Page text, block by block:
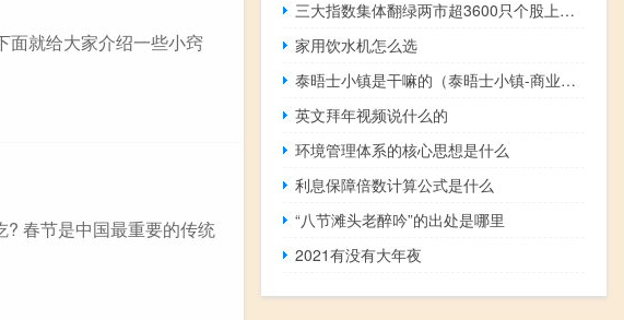
面就给大家介绍一些小窍
? 春节是中国最重要的传统
三大指数集体翻绿两市超3600只个股上涨消费电子、华为汽车板块涨幅居前CRO、贵金属板块跌幅居前
家用饮水机怎么选
泰晤士小镇是干嘛的（泰晤士小镇-商业类简介）
英文拜年视频说什么的
环境管理体系的核心思想是什么
利息保障倍数计算公式是什么
“八节滩头老醉吟”的出处是哪里
2021有没有大年夜